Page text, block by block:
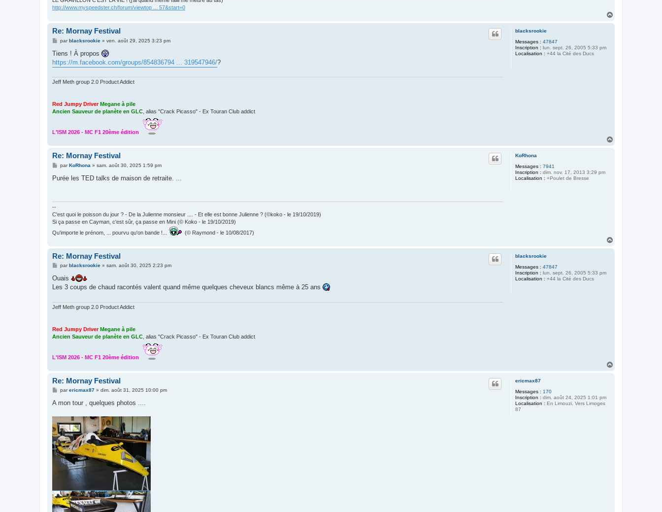
http://www.myspeedster.ch/forum/viewtop ... 57&start=0
blacksrookie
Messages : 47847
Inscription : lun. sept. 26, 2005 5:33 pm
Localisation : +44 la Cité des Ducs
Re: Mornay Festival
M
s
a
parblacksrookie» ven. août 29, 2025 3:23 pm
Tiens ! À propos
https://m.facebook.com/groups/854836794 ... 319547946/?
Jeff Meth group 2.0 Product Addict
Red Jumpy Driver Megane à pile
Ancien Sauveur de planète en GLC , alias "Crack Picasso" - Ex Touran Club addict
L'ISM 2026 - MC F1 20ème édition
KoRhona
Messages : 7941
Inscription : dim. nov. 17, 2013 3:29 pm
Localisation : +Poulet de Bresse
Re: Mornay Festival
M
s
parKoRhona » sam. août 30, 2025 1:59 pm
Purée les TED talks de maison de retraite. ...
--
C'est quoi le poisson du jour ? - De la Julienne monsieur .... - Et elle est bonne Julienne ? (©koko - le 19/10/2019)
Si ça passe en Cayman, c'est sûr, ça passe en Mini (© Koko - le 19/10/2019)
Qu'importe le prénom, ... pourvu qu'on bande !...
(© Raymond - le 10/08/2017)
blacksrookie
Messages : 47847
Inscription : lun. sept. 26, 2005 5:33 pm
Localisation : +44 la Cité des Ducs
Re: Mornay Festival
M
s
a
parblacksrookie» sam. août 30, 2025 2:23 pm
Ouais
Les 3 coups de chaud racontés valent quand même quelques cheveux blancs même à 25 ans
Jeff Meth group 2.0 Product Addict
Red Jumpy Driver Megane à pile
Ancien Sauveur de planète en GLC , alias "Crack Picasso" - Ex Touran Club addict
L'ISM 2026 - MC F1 20ème édition
ericmax87
Messages : 170
Inscription : dim. août 24, 2025 1:01 pm
Localisation : En Limouzi, Vers Limoges
87
Re: Mornay Festival
M
s
e
parericmax87» dim. août 31, 2025 10:00 pm
A mon tour , quelques photos ....